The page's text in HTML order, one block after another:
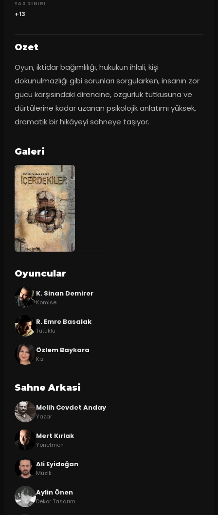
YAS SINIRI
+13
Ozet
Oyun, iktidar bağımlılığı, hukukun ihlali, kişi
dokunulmazlığı gibi sorunları sorgularken, insanın zor
gücü karşısındaki direncine, özgürlük tutkusuna ve
dürtülerine kadar uzanan psikolojik anlatımı yüksek,
dramatik bir hikâyeyi sahneye taşıyor.
Galeri
Oyuncular
K. Sinan Demirer
Komise
R. Emre Basalak
Tutuklu
Özlem Baykara
Kız
Sahne Arkasi
Melih Cevdet Anday
Yazar
Mert Kırlak
Yönetmen
Ali Eyidoğan
Müzik
Aylin Önen
Dekor Tasarım